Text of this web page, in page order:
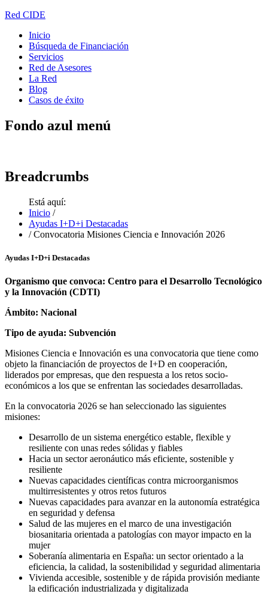
Red CIDE
Inicio
Búsqueda de Financiación
Servicios
Red de Asesores
La Red
Blog
Casos de éxito
Fondo azul menú
Breadcrumbs
Está aquí:
Inicio /
Ayudas I+D+i Destacadas
/ Convocatoria Misiones Ciencia e Innovación 2026
Ayudas I+D+i Destacadas
Organismo que convoca: Centro para el Desarrollo Tecnológico
y la Innovación (CDTI)
Ámbito: Nacional
Tipo de ayuda: Subvención
Misiones Ciencia e Innovación es una convocatoria que tiene como
objeto la financiación de proyectos de I+D en cooperación,
liderados por empresas, que den respuesta a los retos socio-
económicos a los que se enfrentan las sociedades desarrolladas.
En la convocatoria 2026 se han seleccionado las siguientes
misiones:
Desarrollo de un sistema energético estable, flexible y
resiliente con unas redes sólidas y fiables
Hacia un sector aeronáutico más eficiente, sostenible y
resiliente
Nuevas capacidades científicas contra microorganismos
multirresistentes y otros retos futuros
Nuevas capacidades para avanzar en la autonomía estratégica
en seguridad y defensa
Salud de las mujeres en el marco de una investigación
biosanitaria orientada a patologías con mayor impacto en la
mujer
Soberanía alimentaria en España: un sector orientado a la
eficiencia, la calidad, la sostenibilidad y seguridad alimentaria
Vivienda accesible, sostenible y de rápida provisión mediante
la edificación industrializada y digitalizada